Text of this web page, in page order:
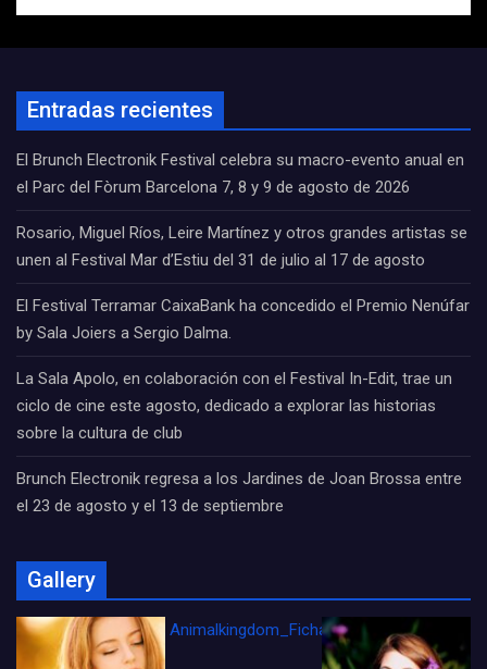
Entradas recientes
El Brunch Electronik Festival celebra su macro-evento anual en
el Parc del Fòrum Barcelona 7, 8 y 9 de agosto de 2026
Rosario, Miguel Ríos, Leire Martínez y otros grandes artistas se
unen al Festival Mar d’Estiu del 31 de julio al 17 de agosto
El Festival Terramar CaixaBank ha concedido el Premio Nenúfar
by Sala Joiers a Sergio Dalma.
La Sala Apolo, en colaboración con el Festival In-Edit, trae un
ciclo de cine este agosto, dedicado a explorar las historias
sobre la cultura de club
Brunch Electronik regresa a los Jardines de Joan Brossa entre
el 23 de agosto y el 13 de septiembre
Gallery
Animalkingdom_FichaCine